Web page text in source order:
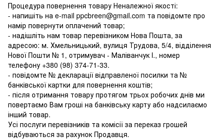
Процедура повернення товару Неналежної якості:
- напишіть на e-mail ppcbreen@gmail.com та повідомте про
намір повернути оплачений товар;
- надішліть нам товар перевізником Нова Пошта, за
адресою: м. Хмельницький, вулиця Трудова, 5/4, відділення
Нової Пошти № 1, отримувач - Маліванчук І., номер
телефону +380 (98) 374-71-33.
- повідомте № декларації відправленої посилки та №
банківської картки для повернення коштів;
- після отримання товару протягом трьох робочих днів ми
повертаємо Вам гроші на банківську карту або надсилаємо
інший товар.
Усі послуги перевізників та комісії за переказ грошей
відбуваються за рахунок Продавця.